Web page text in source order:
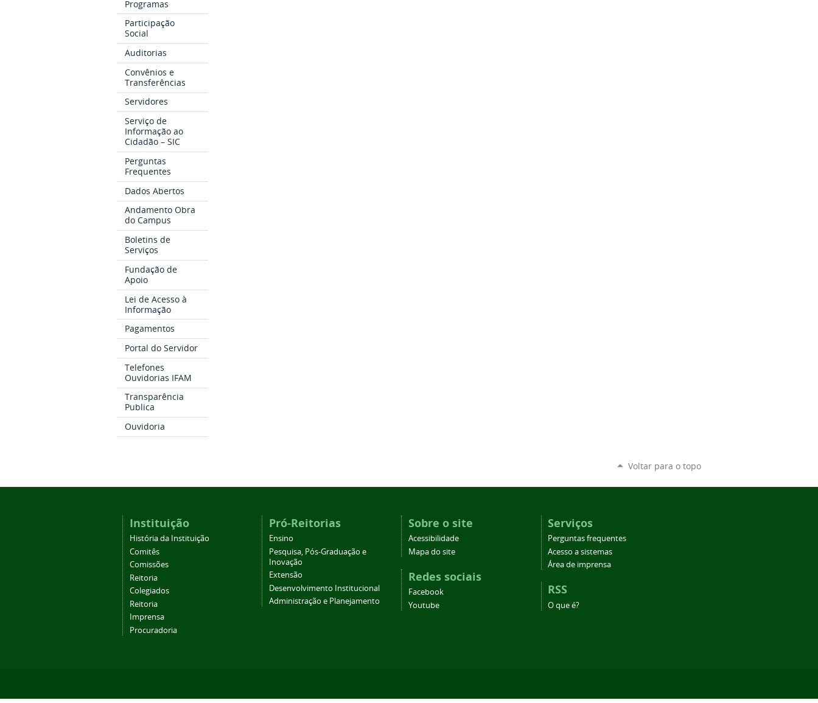
Programas
Participação
Social
Auditorias
Convênios e
Transferências
Servidores
Serviço de
Informação ao
Cidadão – SIC
Perguntas
Frequentes
Dados Abertos
Andamento Obra
do Campus
Boletins de
Serviços
Fundação de
Apoio
Lei de Acesso à
Informação
Pagamentos
Portal do Servidor
Telefones
Ouvidorias IFAM
Transparência
Publica
Ouvidoria
Voltar para o topo
Instituição
História da Instituição
Comitês
Comissões
Reitoria
Colegiados
Reitoria
Imprensa
Procuradoria
Pró-Reitorias
Ensino
Pesquisa, Pós-Graduação e
Inovação
Extensão
Desenvolvimento Institucional
Administração e Planejamento
Sobre o site
Acessibilidade
Mapa do site
Redes sociais
Facebook
Youtube
Serviços
Perguntas frequentes
Acesso a sistemas
Área de imprensa
RSS
O que é?